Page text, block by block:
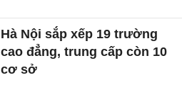
Hà Nội sắp xếp 19 trường
cao đẳng, trung cấp còn 10
cơ sở